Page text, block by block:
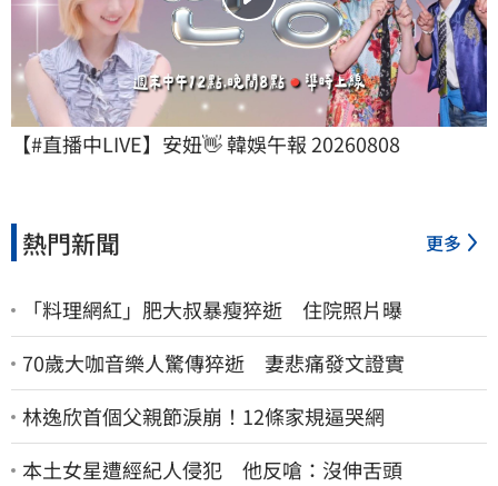
【#直播中LIVE】安妞👋 韓娛午報 20260808
熱門新聞 更多
「料理網紅」肥大叔暴瘦猝逝 住院照片曝
70歲大咖音樂人驚傳猝逝 妻悲痛發文證實
林逸欣首個父親節淚崩！12條家規逼哭網
本土女星遭經紀人侵犯 他反嗆：沒伸舌頭